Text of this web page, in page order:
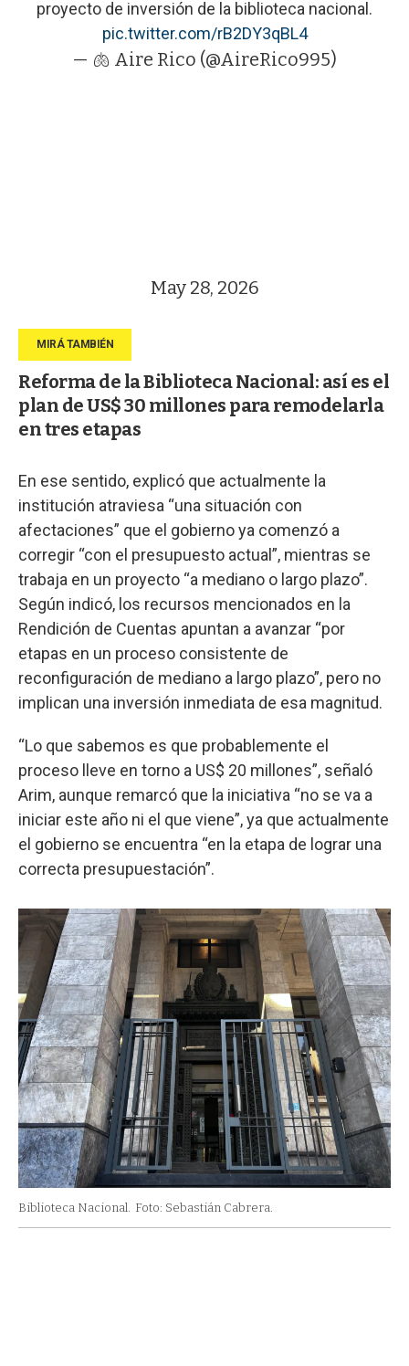
proyecto de inversión de la biblioteca nacional.
pic.twitter.com/rB2DY3qBL4
— 🫁 Aire Rico (@AireRico995)
May 28, 2026
Reforma de la Biblioteca Nacional: así es el
plan de US$ 30 millones para remodelarla
en tres etapas
En ese sentido, explicó que actualmente la
institución atraviesa “una situación con
afectaciones” que el gobierno ya comenzó a
corregir “con el presupuesto actual”, mientras se
trabaja en un proyecto “a mediano o largo plazo”.
Según indicó, los recursos mencionados en la
Rendición de Cuentas apuntan a avanzar “por
etapas en un proceso consistente de
reconfiguración de mediano a largo plazo”, pero no
implican una inversión inmediata de esa magnitud.
“Lo que sabemos es que probablemente el
proceso lleve en torno a US$ 20 millones”, señaló
Arim, aunque remarcó que la iniciativa “no se va a
iniciar este año ni el que viene”, ya que actualmente
el gobierno se encuentra “en la etapa de lograr una
correcta presupuestación”.
Biblioteca Nacional. Foto: Sebastián Cabrera.